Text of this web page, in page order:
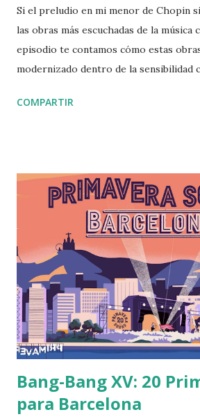
Si el preludio en mi menor de Chopin
las obras más escuchadas de la música
episodio te contamos cómo estas
modernizado dentro de la sensibilidad
Beethoven a Prokofiev, pasando por
clásicos, estructuras y motivos dentro
composiciones. Investigación y
Burguete Producción: Christian
producción: Laura Tomás >>Haz clic
podcast<< Podcast grabado
Fabra de la Fàbrica de Creació Fabra i
COMPARTIR
Bang-Bang XV: 20
para Barcelona